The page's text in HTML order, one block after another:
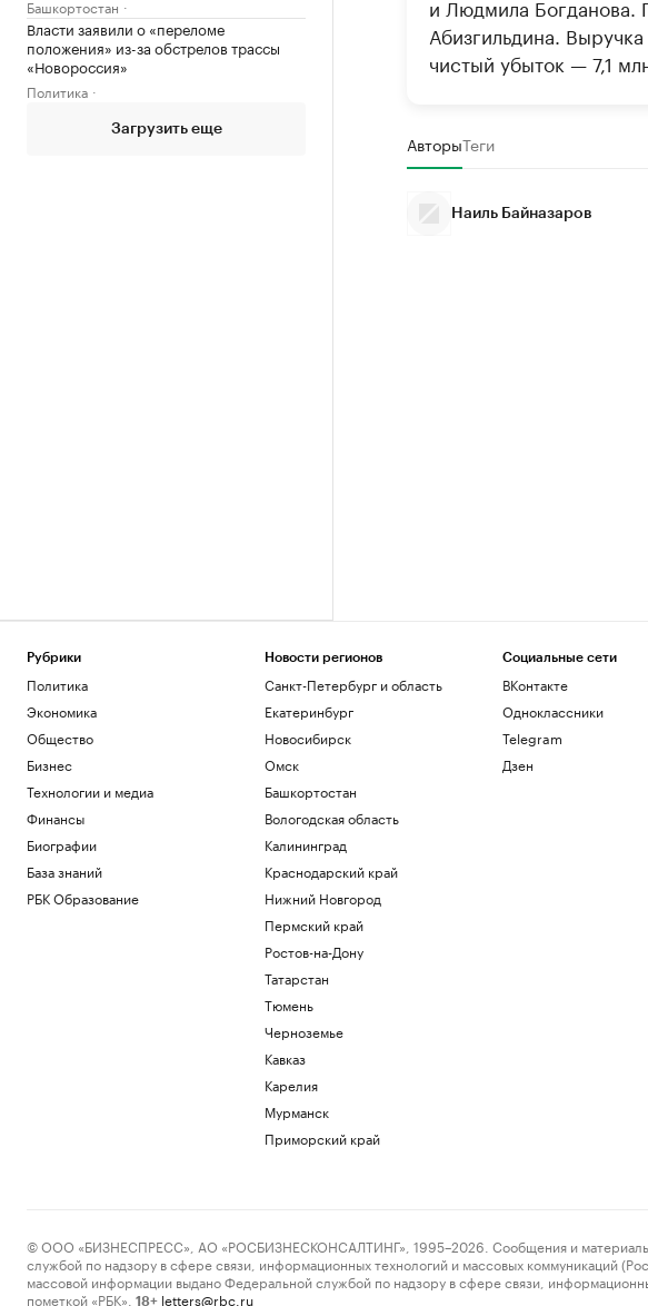
Башкортостан
Власти заявили о «переломе
положения» из-за обстрелов трассы
«Новороссия»
Политика
Загрузить еще
и Людмила Богданова.
Абизгильдина.
чистый убыток — 7,1
АвторыТеги
Наиль Байназаров
Рубрики
Политика
Экономика
Общество
Бизнес
Технологии и медиа
Финансы
Биографии
База знаний
РБК Образование
Новости регионов
Санкт-Петербург и область
Екатеринбург
Новосибирск
Омск
Башкортостан
Вологодская область
Калининград
Краснодарский край
Нижний Новгород
Пермский край
Ростов-на-Дону
Татарстан
Тюмень
Черноземье
Кавказ
Карелия
Мурманск
Приморский край
Социальные сети
ВКонтакте
Одноклассники
Telegram
Дзен
© ООО «БИЗНЕСПРЕСС», АО «РОСБИЗНЕСКОНСАЛТИНГ», 1995–2026. Сообщения и материалы
службой по надзору в сфере связи, информационных технологий и массовых коммуникаций
массовой информации выдано Федеральной службой по надзору в сфере связи,
пометкой «РБК».
18+ letters@rbc.ru